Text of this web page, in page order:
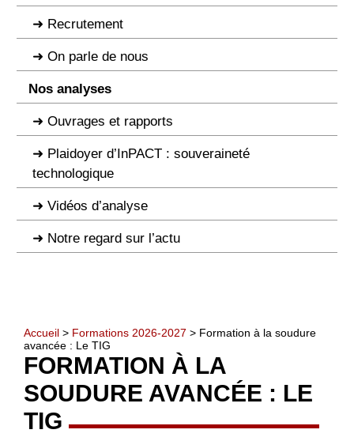
Recrutement
On parle de nous
Nos analyses
Ouvrages et rapports
Plaidoyer d’InPACT : souveraineté
technologique
Vidéos d’analyse
Notre regard sur l’actu
Accueil > Formations 2026-2027 > Formation à la soudure
avancée : Le TIG
FORMATION À LA
SOUDURE AVANCÉE : LE
TIG